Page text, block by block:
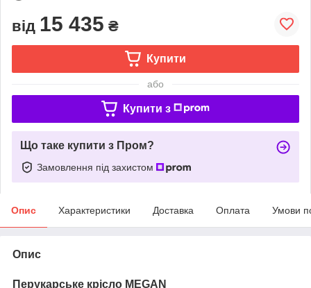
від 15 435 ₴
Купити
або
Купити з
Що таке купити з Пром?
Замовлення під захистом
Опис Характеристики Доставка Оплата Умови
Опис
Перукарське крісло MEGAN